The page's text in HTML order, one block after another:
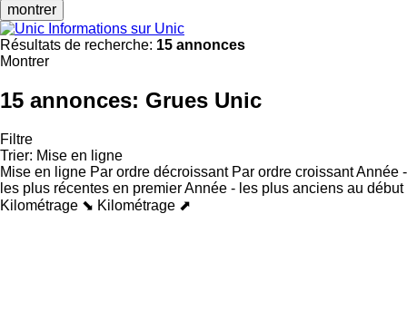
montrer
Informations sur Unic
Résultats de recherche: 15 annonces
Montrer
15 annonces: Grues Unic
Filtre
Trier: Mise en ligne
Mise en ligne Par ordre décroissant Par ordre croissantAnnée -
les plus récentes en premierAnnée - les plus anciens au début
Kilométrage ⬊ Kilométrage ⬈